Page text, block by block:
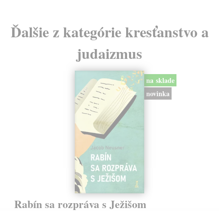
Ďalšie z kategórie kresťanstvo a
judaizmus
na sklade
novinka
Rabín sa rozpráva s Ježišom